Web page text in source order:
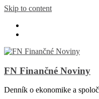
Skip to content
FN Finančné Noviny
Denník o ekonomike a